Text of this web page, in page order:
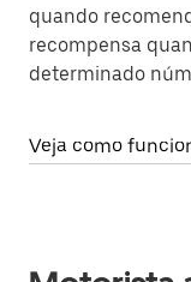
quando
recompensa
determinado
Veja como